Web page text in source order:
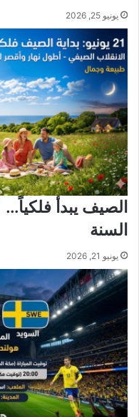
يونيو 25, 2026
السنة
يونيو 21, 2026